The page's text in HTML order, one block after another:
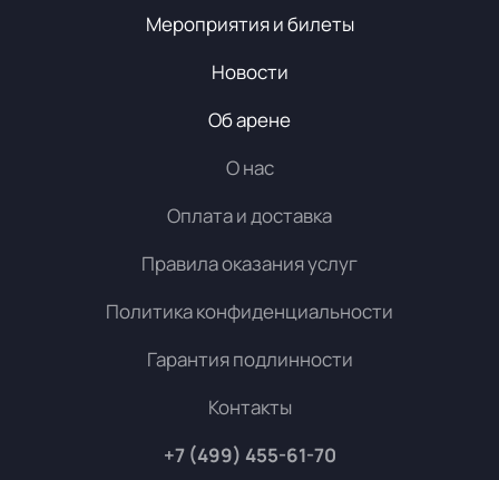
Мероприятия и билеты
Новости
Об арене
О нас
Оплата и доставка
Правила оказания услуг
Политика конфиденциальности
Гарантия подлинности
Контакты
+7 (499) 455-61-70